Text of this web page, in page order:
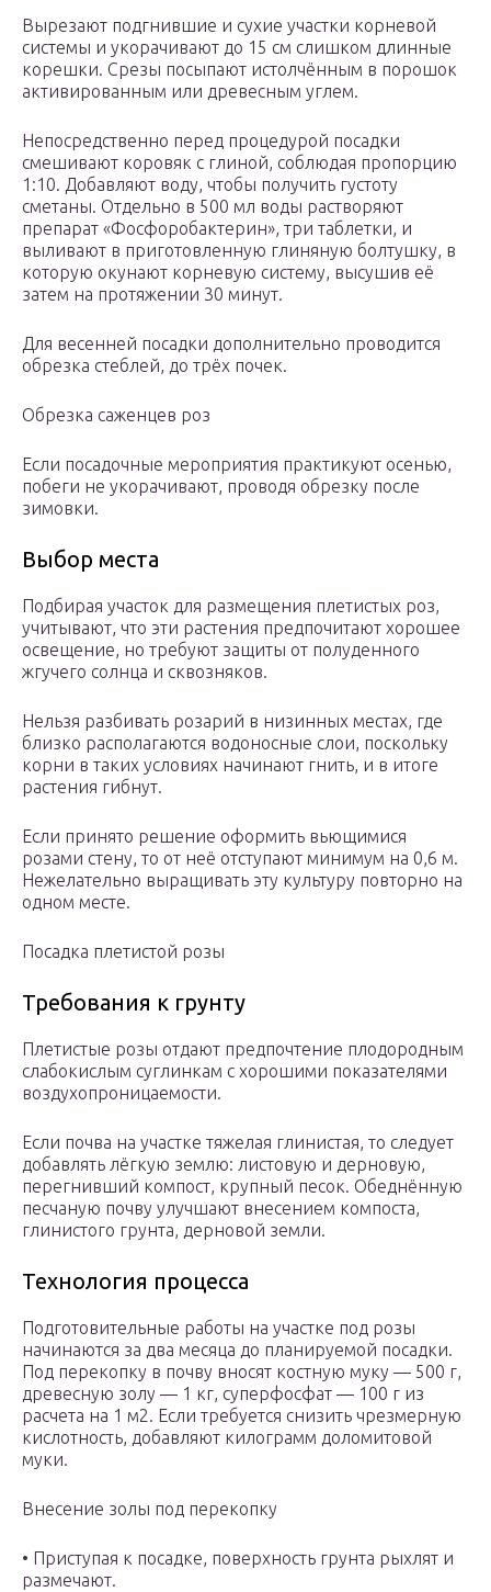
Вырезают подгнившие и сухие участки корневой
системы и укорачивают до 15 см слишком длинные
корешки. Срезы посыпают истолчённым в порошок
активированным или древесным углем.
Непосредственно перед процедурой посадки
смешивают коровяк с глиной, соблюдая пропорцию
1:10. Добавляют воду, чтобы получить густоту
сметаны. Отдельно в 500 мл воды растворяют
препарат «Фосфоробактерин», три таблетки, и
выливают в приготовленную глиняную болтушку, в
которую окунают корневую систему, высушив её
затем на протяжении 30 минут.
Для весенней посадки дополнительно проводится
обрезка стеблей, до трёх почек.
Обрезка саженцев роз
Если посадочные мероприятия практикуют осенью,
побеги не укорачивают, проводя обрезку после
зимовки.
Выбор места
Подбирая участок для размещения плетистых роз,
учитывают, что эти растения предпочитают хорошее
освещение, но требуют защиты от полуденного
жгучего солнца и сквозняков.
Нельзя разбивать розарий в низинных местах, где
близко располагаются водоносные слои, поскольку
корни в таких условиях начинают гнить, и в итоге
растения гибнут.
Если принято решение оформить вьющимися
розами стену, то от неё отступают минимум на 0,6 м.
Нежелательно выращивать эту культуру повторно на
одном месте.
Посадка плетистой розы
Требования к грунту
Плетистые розы отдают предпочтение плодородным
слабокислым суглинкам с хорошими показателями
воздухопроницаемости.
Если почва на участке тяжелая глинистая, то следует
добавлять лёгкую землю: листовую и дерновую,
перегнивший компост, крупный песок. Обеднённую
песчаную почву улучшают внесением компоста,
глинистого грунта, дерновой земли.
Технология процесса
Подготовительные работы на участке под розы
начинаются за два месяца до планируемой посадки.
Под перекопку в почву вносят костную муку — 500 г,
древесную золу — 1 кг, суперфосфат — 100 г из
расчета на 1 м2. Если требуется снизить чрезмерную
кислотность, добавляют килограмм доломитовой
муки.
Внесение золы под перекопку
• Приступая к посадке, поверхность грунта рыхлят и
размечают.